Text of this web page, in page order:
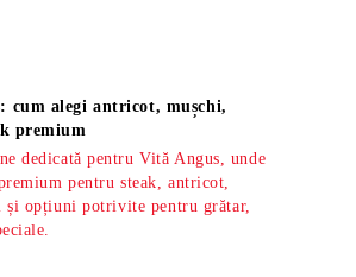
cum alegi antricot, mușchi,
premium
dedicată pentru Vită Angus, unde
pentru steak, antricot,
și opțiuni potrivite pentru grătar,